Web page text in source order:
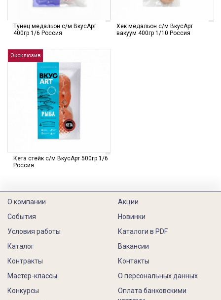
Тунец медальон с/м ВкусАрт
400гр 1/6 Россия
Хек медальон с/м ВкусАрт
вакуум 400гр 1/10 Россия
Эксклюзив
Кета стейк с/м ВкусАрт 500гр 1/6
Россия
О компании
События
Условия работы
Каталог
Контракты
Акции
Новинки
Каталоги в PDF
Вакансии
Контакты
Мастер-классы
Конкурсы
О персональных данных
Оплата банковскими